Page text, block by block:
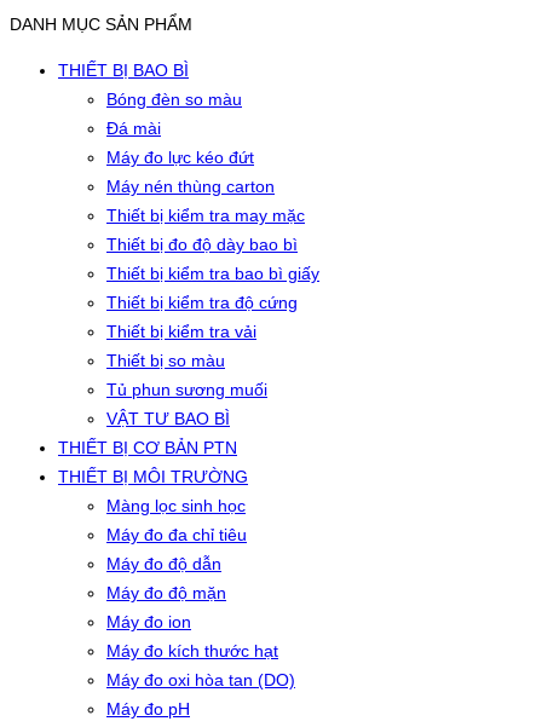
DANH MỤC SẢN PHẨM
THIẾT BỊ BAO BÌ
Bóng đèn so màu
Đá mài
Máy đo lực kéo đứt
Máy nén thùng carton
Thiết bị kiểm tra may mặc
Thiết bị đo độ dày bao bì
Thiết bị kiểm tra bao bì giấy
Thiết bị kiểm tra độ cứng
Thiết bị kiểm tra vải
Thiết bị so màu
Tủ phun sương muối
VẬT TƯ BAO BÌ
THIẾT BỊ CƠ BẢN PTN
THIẾT BỊ MÔI TRƯỜNG
Màng lọc sinh học
Máy đo đa chỉ tiêu
Máy đo độ dẫn
Máy đo độ mặn
Máy đo ion
Máy đo kích thước hạt
Máy đo oxi hòa tan (DO)
Máy đo pH